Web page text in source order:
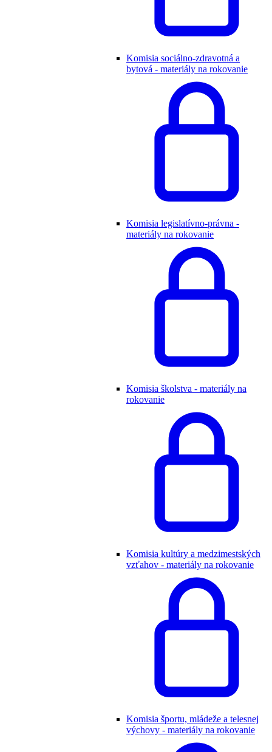
Komisia sociálno-zdravotná a
bytová - materiály na rokovanie
Komisia legislatívno-právna -
materiály na rokovanie
Komisia školstva - materiály na
rokovanie
Komisia kultúry a medzimestských
vzťahov - materiály na rokovanie
Komisia športu, mládeže a telesnej
výchovy - materiály na rokovanie